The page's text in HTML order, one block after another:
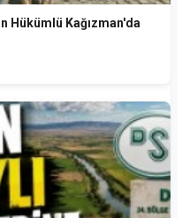
Hükümlü Kağızman'da